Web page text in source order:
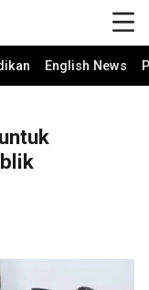
English News